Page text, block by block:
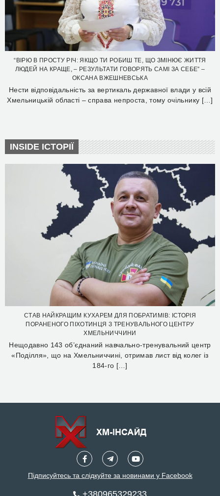
“ВІРЮ В ПРОСТУ РІЧ: ЯКЩО ТИ РОБИШ ТЕ, ЩО ЗМІНЮЄ ЖИТТЯ
ЛЮДЕЙ НА КРАЩЕ, – РЕЗУЛЬТАТИ ГОВОРЯТЬ САМІ ЗА СЕБЕ” –
ОКСАНА ВЖЕШНЕВСЬКА
Нести відповідальність за вертикаль державної влади у всій
Хмельницькій області – справа непроста, тому очільнику […]
INSIDE ІСТОРІЇ
СТАВ НАЙКРАЩИМ КУХАРЕМ ДЛЯ ПОБРАТИМІВ: ІСТОРІЯ
ПОРАНЕНОГО ПІХОТИНЦЯ З ТРЕНУВАЛЬНОГО ЦЕНТРУ
ХМЕЛЬНИЧЧИНИ
Нещодавно 143 об’єднаний навчально-тренувальний центр
«Поділля», що на Хмельниччині, отримав лист від колег із
184-го […]
Підписуйтесь та слідкуйте за новинами у Facebook